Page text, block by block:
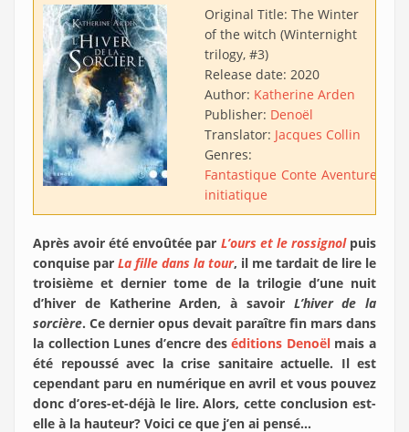
Original Title: The Winter
of the witch (Winternight
trilogy, #3)
Release date: 2020
Author: Katherine Arden
Publisher: Denoël
Translator: Jacques Collin
Genres:
Fantastique Conte Aventure
initiatique
Après avoir été envoûtée par L’ours et le rossignol puis
conquise par La fille dans la tour, il me tardait de lire le
troisième et dernier tome de la trilogie d’une nuit
d’hiver de Katherine Arden, à savoir L’hiver de la
sorcière. Ce dernier opus devait paraître fin mars dans
la collection Lunes d’encre deséditions Denoëlmais a
été repoussé avec la crise sanitaire actuelle. Il est
cependant paru en numérique en avril et vous pouvez
donc d’ores-et-déjà le lire. Alors, cette conclusion est-
elle à la hauteur? Voici ce que j’en ai pensé…